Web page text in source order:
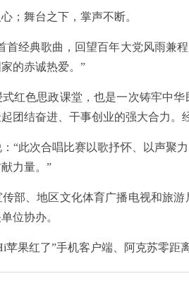
舞台之下，掌声不断。
经典歌曲，回望百年大党风雨兼程
的赤诚热爱。”
色思政课堂，也是一次铸牢中华
团结奋进、干事创业的强大合力。
此次合唱比赛以歌抒怀、以声聚力
力量。”
、地区文化体育广播电视和旅游
位协办。
红了”手机客户端、阿克苏零距离